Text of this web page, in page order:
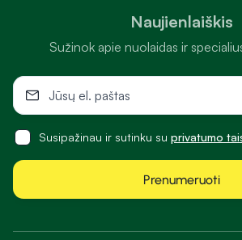
Naujienlaiškis
Sužinok apie nuolaidas ir
Susipažinau ir sutinku su privatumo
Prenumeruoti